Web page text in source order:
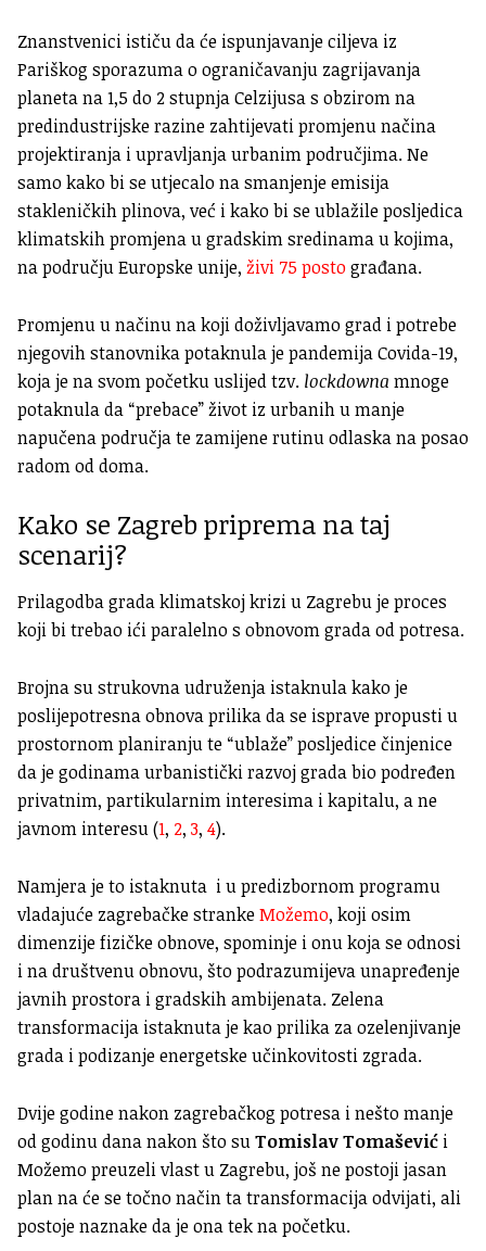
Znanstvenici ističu da će ispunjavanje ciljeva iz
Pariškog sporazuma o ograničavanju zagrijavanja
planeta na 1,5 do 2 stupnja Celzijusa s obzirom na
predindustrijske razine zahtijevati promjenu načina
projektiranja i upravljanja urbanim područjima. Ne
samo kako bi se utjecalo na smanjenje emisija
stakleničkih plinova, već i kako bi se ublažile posljedica
klimatskih promjena u gradskim sredinama u kojima,
na području Europske unije, živi 75 postograđana.
Promjenu u načinu na koji doživljavamo grad i potrebe
njegovih stanovnika potaknula je pandemija Covida-19,
koja je na svom početku uslijed tzv. lockdowna mnoge
potaknula da “prebace” život iz urbanih u manje
napučena područja te zamijene rutinu odlaska na posao
radom od doma.
Kako se Zagreb priprema na taj
scenarij?
Prilagodba grada klimatskoj krizi u Zagrebu je proces
koji bi trebao ići paralelno s obnovom grada od potresa.
Brojna su strukovna udruženja istaknula kako je
poslijepotresna obnova prilika da se isprave propusti u
prostornom planiranju te “ublaže” posljedice činjenice
da je godinama urbanistički razvoj grada bio podređen
privatnim, partikularnim interesima i kapitalu, a ne
javnom interesu (1, 2, 3, 4).
Namjera je to istaknuta i u predizbornom programu
vladajuće zagrebačke strankeMožemo, koji osim
dimenzije fizičke obnove, spominje i onu koja se odnosi
i na društvenu obnovu, što podrazumijeva unapređenje
javnih prostora i gradskih ambijenata. Zelena
transformacija istaknuta je kao prilika za ozelenjivanje
grada i podizanje energetske učinkovitosti zgrada.
Dvije godine nakon zagrebačkog potresa i nešto manje
od godinu dana nakon što suTomislav Tomašević i
Možemo preuzeli vlast u Zagrebu, još ne postoji jasan
plan na će se točno način ta transformacija odvijati, ali
postoje naznake da je ona tek na početku.